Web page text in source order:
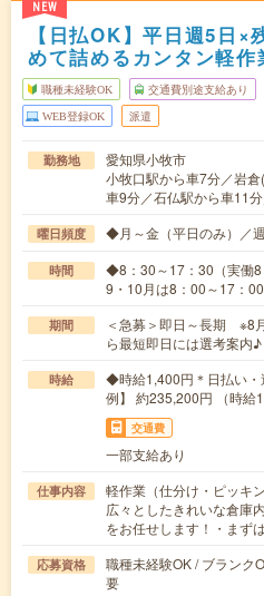
NEW
【日払OK】平日週5日×
めて詰めるカンタン軽作
職種未経験OK 交通費別途支給あり
WEB登録OK 派遣
勤務地
愛知県小牧市
小牧口駅から車7分／岩
車9分／石仏駅から車11
曜日頻度 ◆月～金（平日のみ）／
時間
◆8：30～17：30（実働8
9・10月は8：00～17：
期間
＜急募＞即日～長期 ※8
ら最短即日には選考案内♪
時給
◆時給1,400円＊日払い・
例】 約235,200円 （時給
交通費
一部支給あり
仕事内容
軽作業（仕分け・ピッキ
広々としたきれいな倉庫
をお任せします！・まず
応募資格
職種未経験OK / ブランク
要